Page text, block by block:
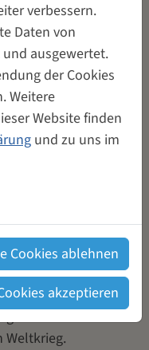
95,25
ersten 95 qm
Die Gewerbeeinheit
festlichen Akt
dass sie nun voll
neuer Name ist
Gewerbeeinheit“,
Frauenrechtlerin
der
Mit ihrer Arbeits-
war sie eine
der radikal-
und der Frauen-
Weltkrieg.
Genossenschaft von und für Frauen
verbessern.
Daten von
ausgewertet.
der Cookies
Weitere
Website finden
und zu uns im
Cookies ablehnen
akzeptieren